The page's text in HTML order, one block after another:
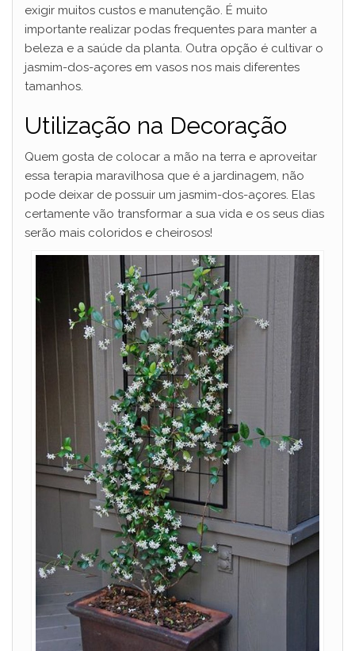
exigir muitos custos e manutenção. É muito
importante realizar podas frequentes para manter a
beleza e a saúde da planta. Outra opção é cultivar o
jasmim-dos-açores em vasos nos mais diferentes
tamanhos.
Utilização na Decoração
Quem gosta de colocar a mão na terra e aproveitar
essa terapia maravilhosa que é a jardinagem, não
pode deixar de possuir um jasmim-dos-açores. Elas
certamente vão transformar a sua vida e os seus dias
serão mais coloridos e cheirosos!